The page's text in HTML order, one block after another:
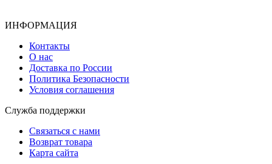
ИНФОРМАЦИЯ
Контакты
О нас
Доставка по России
Политика Безопасности
Условия соглашения
Служба поддержки
Связаться с нами
Возврат товара
Карта сайта